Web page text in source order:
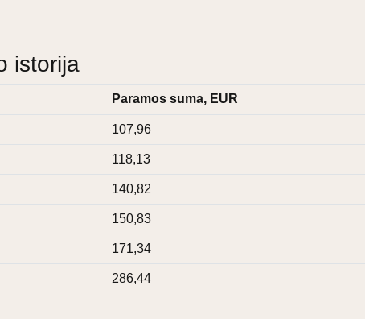
istorija
Paramos suma, EUR
107,96
118,13
140,82
150,83
171,34
286,44